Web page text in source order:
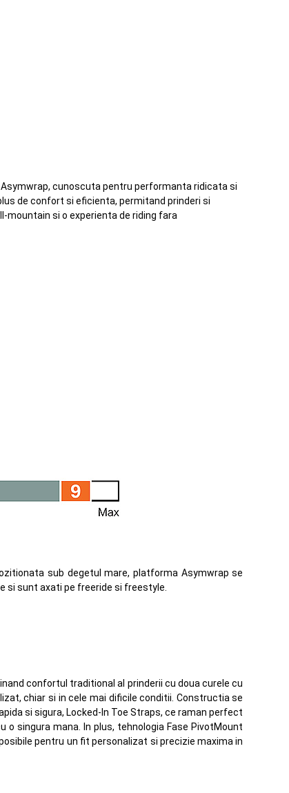
cunoscuta pentru performanta ridicata si
de confort si eficienta, permitand prinderi si
mountain si o experienta de riding fara
sub degetul mare, platforma Asymwrap se
si sunt axati pe freeride si freestyle.
confortul traditional al prinderii cu doua curele cu
chiar si in cele mai dificile conditii. Constructia se
si sigura, Locked-In Toe Straps, ce raman perfect
singura mana. In plus, tehnologia Fase PivotMount
pentru un fit personalizat si precizie maxima in